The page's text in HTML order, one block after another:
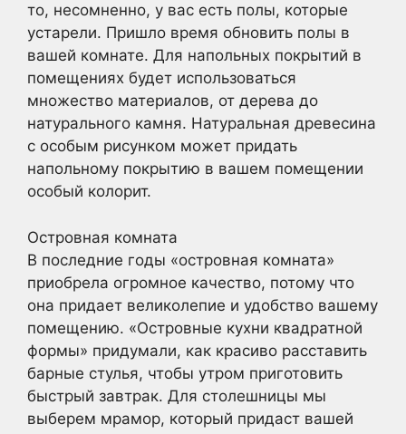
то, несомненно, у вас есть полы, которые
устарели. Пришло время обновить полы в
вашей комнате. Для напольных покрытий в
помещениях будет использоваться
множество материалов, от дерева до
натурального камня. Натуральная древесина
с особым рисунком может придать
напольному покрытию в вашем помещении
особый колорит.
Островная комната
В последние годы «островная комната»
приобрела огромное качество, потому что
она придает великолепие и удобство вашему
помещению. «Островные кухни квадратной
формы» придумали, как красиво расставить
барные стулья, чтобы утром приготовить
быстрый завтрак. Для столешницы мы
выберем мрамор, который придаст вашей